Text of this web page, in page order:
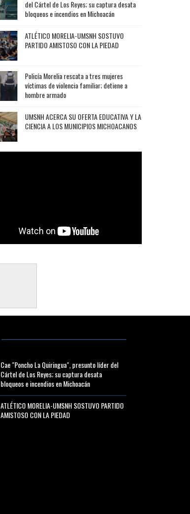
del Cártel de Los Reyes; su captura desata
bloqueos e incendios en Michoacán
ATLÉTICO MORELIA-UMSNH SOSTUVO
PARTIDO AMISTOSO CON LA PIEDAD
Policía Morelia rescata a tres mujeres
víctimas de violencia familiar; detiene a
hombre armado
UMSNH ACERCA SU OFERTA EDUCATIVA Y LA
CIENCIA A LOS MUNICIPIOS MICHOACANOS
Cae "Poncho La Quiringua", presunto líder del
Cártel de Los Reyes; su captura desata
bloqueos e incendios en Michoacán
ATLÉTICO MORELIA-UMSNH SOSTUVO PARTIDO
AMISTOSO CON LA PIEDAD